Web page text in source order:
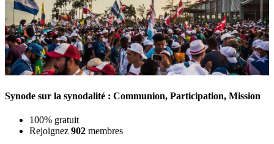
Synode sur la synodalité : Communion, Participation, Mission
100% gratuit
Rejoignez 902 membres